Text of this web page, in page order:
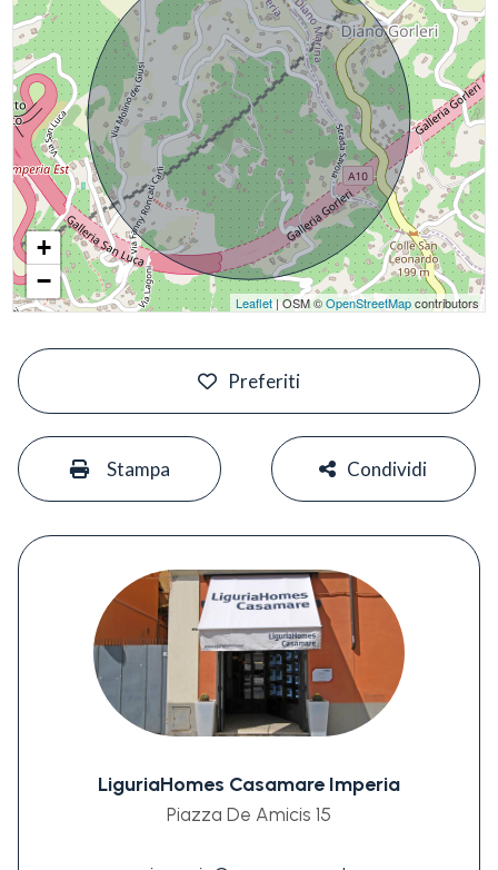
+
−
Leaflet| OSM ©OpenStreetMapcontributors
Preferiti
Stampa Condividi
LiguriaHomes Casamare Imperia
Piazza De Amicis 15